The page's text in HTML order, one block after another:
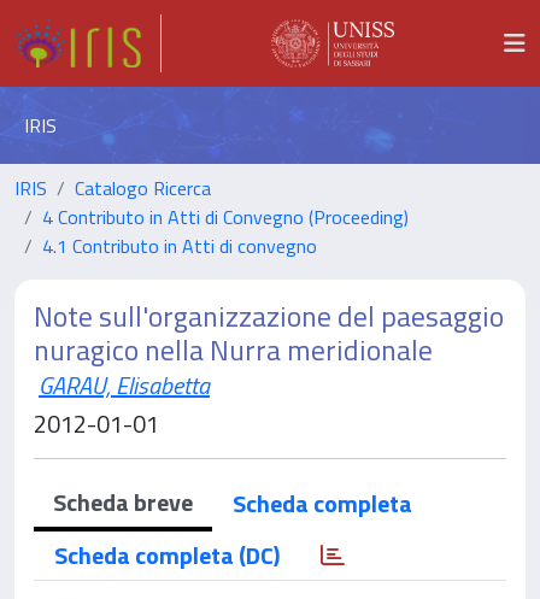
IRIS
IRIS
Catalogo Ricerca
4 Contributo in Atti di Convegno (Proceeding)
4.1 Contributo in Atti di convegno
Note sull'organizzazione del paesaggio
nuragico nella Nurra meridionale
GARAU, Elisabetta
2012-01-01
Scheda breve
Scheda completa
Scheda completa (DC)